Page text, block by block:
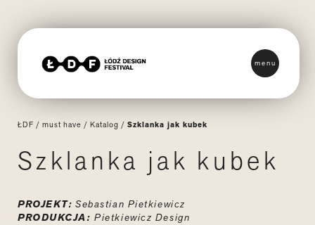
menu
ŁDF / must have / Katalog / Szklanka jak kubek
Szklanka jak kubek
PROJEKT: Sebastian Pietkiewicz
PRODUKCJA:Pietkiewicz Design